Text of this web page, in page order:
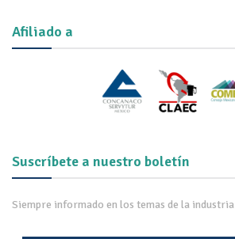
Afiliado a
Suscríbete a nuestro boletín
Siempre informado en los temas de la industria